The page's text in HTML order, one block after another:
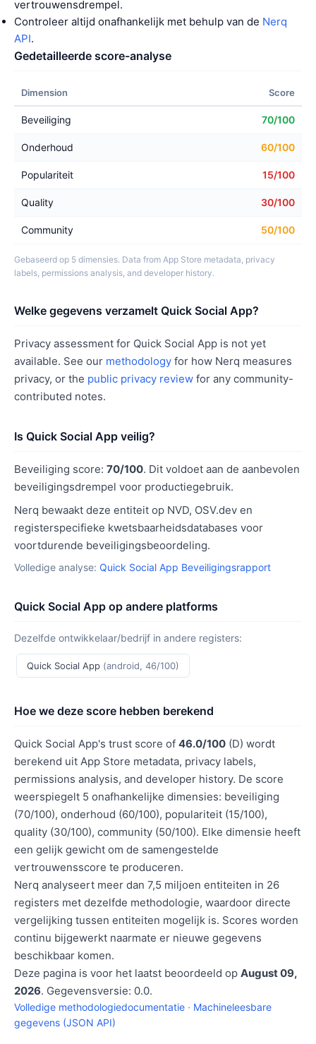
vertrouwensdrempel.
Controleer altijd onafhankelijk met behulp van de Nerq
API.
Gedetailleerde score-analyse
Dimension Score
Beveiliging 70/100
Onderhoud 60/100
Populariteit 15/100
Quality 30/100
Community 50/100
Gebaseerd op 5 dimensies. Data from App Store metadata, privacy
labels, permissions analysis, and developer history.
Welke gegevens verzamelt Quick Social App?
Privacy assessment for Quick Social App is not yet
available. See our methodology for how Nerq measures
privacy, or the public privacy review for any community-
contributed notes.
Is Quick Social App veilig?
Beveiliging score: 70/100. Dit voldoet aan de aanbevolen
beveiligingsdrempel voor productiegebruik.
Nerq bewaakt deze entiteit op NVD, OSV.dev en
registerspecifieke kwetsbaarheidsdatabases voor
voortdurende beveiligingsbeoordeling.
Volledige analyse: Quick Social App Beveiligingsrapport
Quick Social App op andere platforms
Dezelfde ontwikkelaar/bedrijf in andere registers:
Quick Social App (android, 46/100)
Hoe we deze score hebben berekend
Quick Social App's trust score of 46.0/100 (D) wordt
berekend uit App Store metadata, privacy labels,
permissions analysis, and developer history. De score
weerspiegelt 5 onafhankelijke dimensies: beveiliging
(70/100), onderhoud (60/100), populariteit (15/100),
quality (30/100), community (50/100). Elke dimensie heeft
een gelijk gewicht om de samengestelde
vertrouwensscore te produceren.
Nerq analyseert meer dan 7,5 miljoen entiteiten in 26
registers met dezelfde methodologie, waardoor directe
vergelijking tussen entiteiten mogelijk is. Scores worden
continu bijgewerkt naarmate er nieuwe gegevens
beschikbaar komen.
Deze pagina is voor het laatst beoordeeld op August 09,
2026. Gegevensversie: 0.0.
Volledige methodologiedocumentatie · Machineleesbare
gegevens (JSON API)